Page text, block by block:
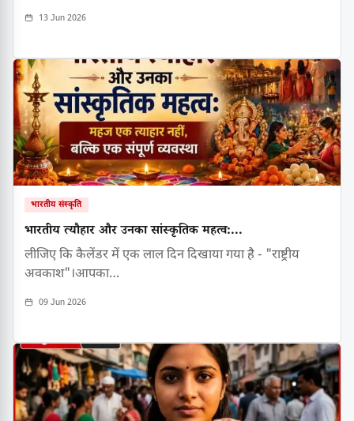
13 Jun 2026
भारतीय संस्कृति
भारतीय त्यौहार और उनका सांस्कृतिक महत्व:...
लीजिए कि कैलेंडर में एक लाल दिन दिखाया गया है - "राष्ट्रीय
अवकाश"।आपका…
09 Jun 2026